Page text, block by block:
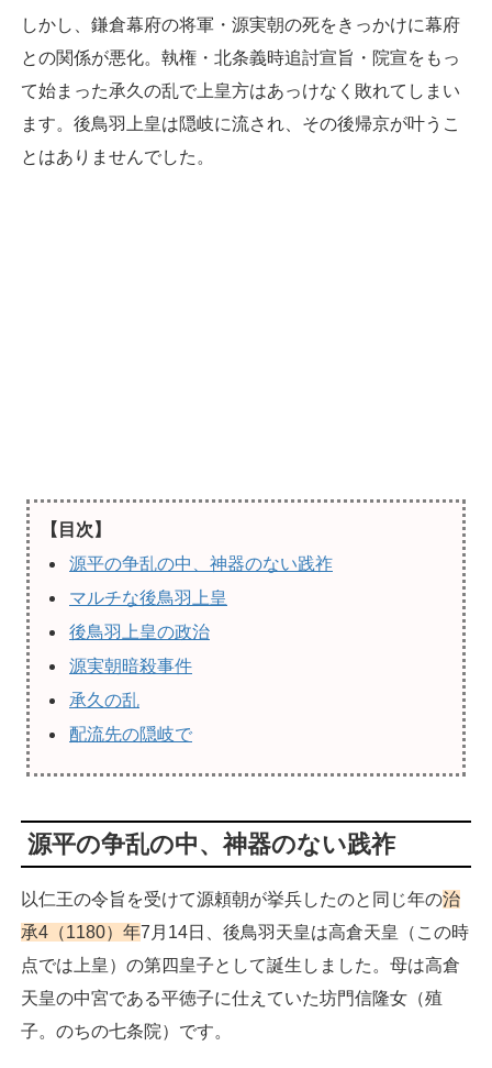
しかし、鎌倉幕府の将軍・源実朝の死をきっかけに幕府
との関係が悪化。執権・北条義時追討宣旨・院宣をもっ
て始まった承久の乱で上皇方はあっけなく敗れてしまい
ます。後鳥羽上皇は隠岐に流され、その後帰京が叶うこ
とはありませんでした。
【目次】
源平の争乱の中、神器のない践祚
マルチな後鳥羽上皇
後鳥羽上皇の政治
源実朝暗殺事件
承久の乱
配流先の隠岐で
源平の争乱の中、神器のない践祚
以仁王の令旨を受けて源頼朝が挙兵したのと同じ年の治
承4（1180）年7月14日、後鳥羽天皇は高倉天皇（この時
点では上皇）の第四皇子として誕生しました。母は高倉
天皇の中宮である平徳子に仕えていた坊門信隆女（殖
子。のちの七条院）です。